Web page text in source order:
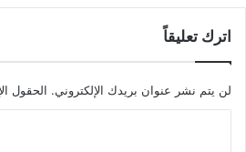
اترك تعليقاً
لن يتم نشر عنوان بريدك الإلكتروني. الحقول